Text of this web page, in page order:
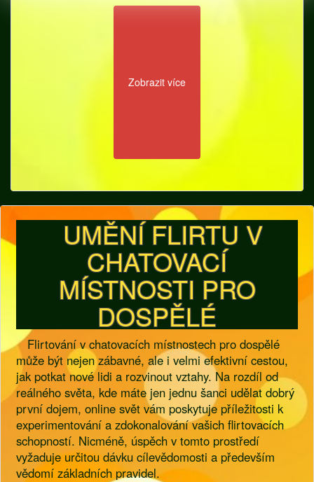
Zobrazit více
UMĚNÍ FLIRTU V
CHATOVACÍ
MÍSTNOSTI PRO
DOSPĚLÉ
Flirtování v chatovacích místnostech pro dospělé
může být nejen zábavné, ale i velmi efektivní cestou,
jak potkat nové lidi a rozvinout vztahy. Na rozdíl od
reálného světa, kde máte jen jednu šanci udělat dobrý
první dojem, online svět vám poskytuje příležitosti k
experimentování a zdokonalování vašich flirtovacích
schopností. Nicméně, úspěch v tomto prostředí
vyžaduje určitou dávku cílevědomosti a především
vědomí základních pravidel.